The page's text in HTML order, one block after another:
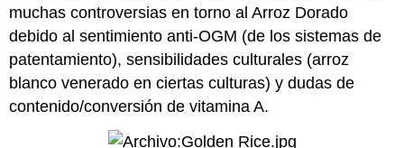
muchas controversias en torno al Arroz Dorado
debido al sentimiento anti-OGM (de los sistemas de
patentamiento), sensibilidades culturales (arroz
blanco venerado en ciertas culturas) y dudas de
contenido/conversión de vitamina A.